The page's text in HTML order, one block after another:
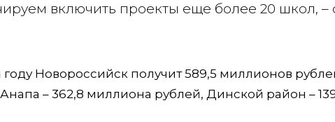
включить проекты еще более 20 школ, –
году Новороссийск получит 589,5 миллионов
– 362,8 миллиона рублей, Динской район –